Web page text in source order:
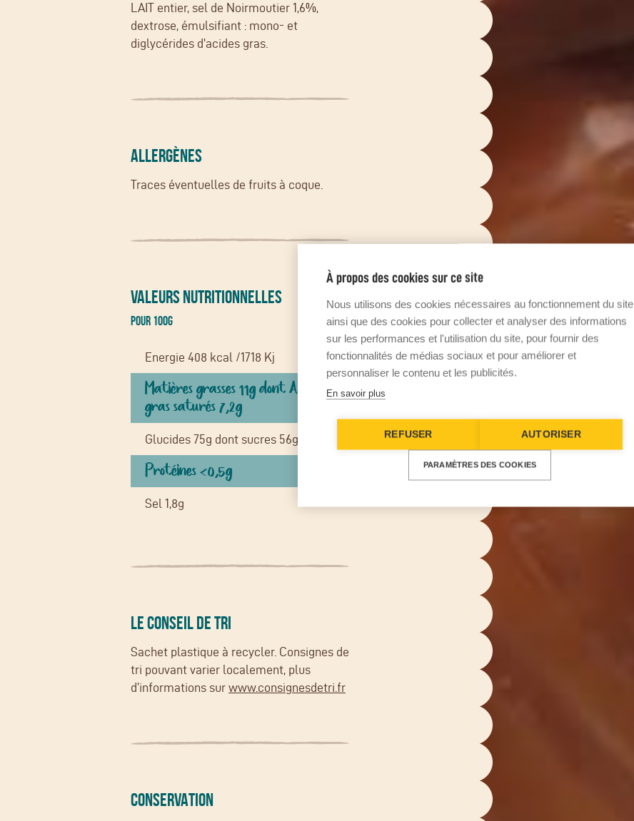
LAIT entier, sel de Noirmoutier 1,6%,
dextrose, émulsifiant : mono- et
diglycérides d'acides gras.
ALLERGÈNES
Traces éventuelles de fruits à coque.
VALEURS NUTRITIONNELLES
Pour 100g
Energie 408 kcal /1718 Kj
Matières grasses 11g dont Acides
gras saturés 7,2g
Glucides 75g dont sucres 56g
Protéines <0,5g
Sel 1,8g
LE CONSEIL DE TRI
Sachet plastique à recycler. Consignes de
tri pouvant varier localement, plus
d’informations sur www.consignesdetri.fr
CONSERVATION
À propos des cookies sur ce site
Nous utilisons des cookies nécessaires au fonctionnement du site
ainsi que des cookies pour collecter et analyser des informations
sur les performances et l'utilisation du site, pour fournir des
fonctionnalités de médias sociaux et pour améliorer et
personnaliser le contenu et les publicités.
En savoir plus
REFUSER AUTORISER
PARAMÈTRES DES COOKIES